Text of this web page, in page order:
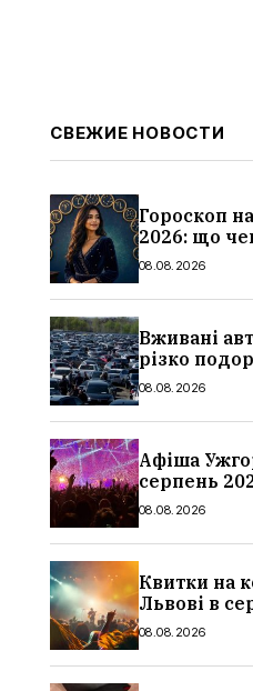
СВЕЖИЕ НОВОСТИ
Гороскоп
2026: що
знаки
08.08.2026
Вживані
різко
причини,
08.08.2026
Афіша
серпень
дати та ціни
08.08.2026
Квитки на
Львові в
дати, ціни
08.08.2026